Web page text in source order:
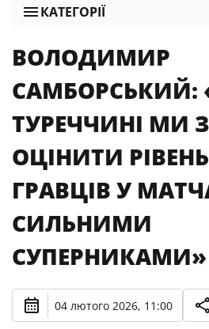
КАТЕГОРІЇ
ВОЛОДИМИР
САМБОРСЬКИЙ:
ТУРЕЧЧИНІ МИ
ОЦІНИТИ
ГРАВЦІВ У
СИЛЬНИМИ
СУПЕРНИКАМИ»
04 лютого 2026, 11:00